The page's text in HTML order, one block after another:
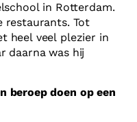
in Rotterdam.
restaurants. Tot
heel veel plezier in
daarna was hij
beroep doen op een